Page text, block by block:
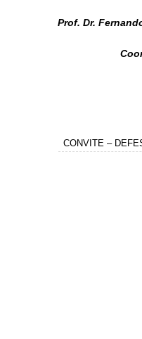
Prof. Dr.
CONVITE –